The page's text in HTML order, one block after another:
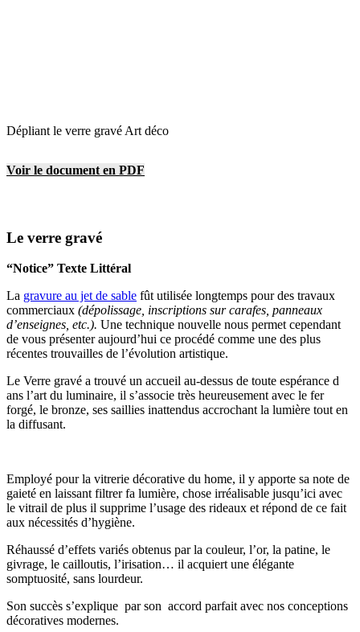
Dépliant le verre gravé Art déco
Voir le document en PDF
Le verre gravé
“Notice” Texte Littéral
La gravure au jet de sable fût utilisée longtemps pour des travaux
commerciaux (dépolissage, inscriptions sur carafes, panneaux
d’enseignes, etc.). Une technique nouvelle nous permet cependant
de vous présenter aujourd’hui ce procédé comme une des plus
récentes trouvailles de l’évolution artistique.
Le Verre gravé a trouvé un accueil au-dessus de toute espérance d
ans l’art du luminaire, il s’associe très heureusement avec le fer
forgé, le bronze, ses saillies inattendus accrochant la lumière tout en
la diffusant.
Employé pour la vitrerie décorative du home, il y apporte sa note de
gaieté en laissant filtrer fa lumière, chose irréalisable jusqu’ici avec
le vitrail de plus il supprime l’usage des rideaux et répond de ce fait
aux nécessités d’hygiène.
Réhaussé d’effets variés obtenus par la couleur, l’or, la patine, le
givrage, le cailloutis, l’irisation… il acquiert une élégante
somptuosité, sans lourdeur.
Son succès s’explique par son accord parfait avec nos conceptions
décoratives modernes.